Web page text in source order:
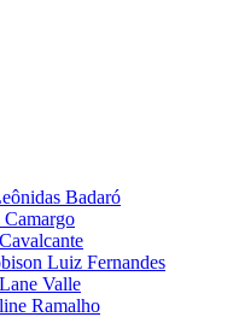
Badaró
Camargo
Luiz Fernandes
Valle
Ramalho